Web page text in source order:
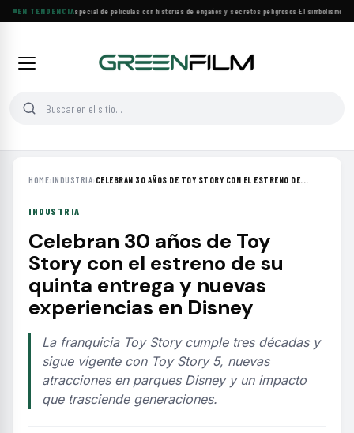
EN TENDENCIA
Lifetime estrena especial de películas con historias de engaños y secretos peligrosos·El simbolismo de
HOME›INDUSTRIA› CELEBRAN 30 AÑOS DE TOY STORY CON EL ESTRENO DE...
INDUSTRIA
Celebran 30 años de Toy
Story con el estreno de su
quinta entrega y nuevas
experiencias en Disney
La franquicia Toy Story cumple tres décadas y
sigue vigente con Toy Story 5, nuevas
atracciones en parques Disney y un impacto
que trasciende generaciones.